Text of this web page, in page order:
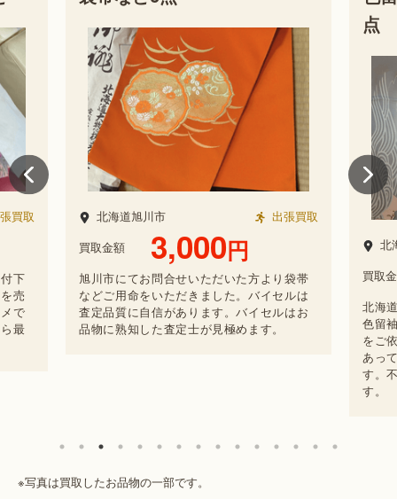
買取
下
売
で
最
北海道旭川市
出張買取
買取金額
3,000円
旭川市にてお問合せいただいた方より袋帯
などご用命をいただきました。バイセルは
査定品質に自信があります。バイセルはお
品物に熟知した査定士が見極めます。
点
北
買取
北海
色留
をご
あっ
す。
す。
※写真は買取したお品物の一部です。